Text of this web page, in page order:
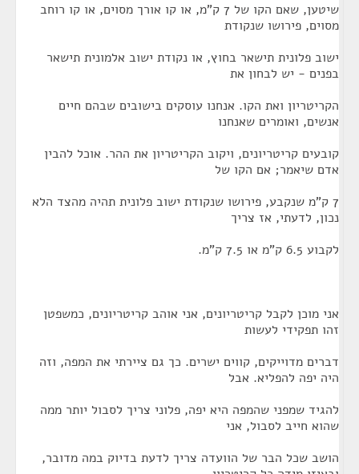
שיטען, שאם הקו של 7 ק"מ, או קו אורך מסוים, או קו רוחב
מסוים, פירושו שנקודת
ישוב פלונית תישאר בחוץ, או נקודת ישוב אלמונית תישאר
בפנים - יש לבחון את
הקריטריון ואת הקו. אנחנו עוסקים בישובים שבהם חיים
אנשים, ואומרים שאנחנו
קובעים קריטריונים, ויקוב הקריטריון את ההר. אוכל להבין
אדם שיאמר; אם הקו של
7 ק"מ שנקבע, פירושו שנקודת ישוב פלונית תהיה מהצד הלא
נכון, לדעתי, אז צריך
לקבוע 6.5 ק"מ או 7.5 ק"מ.
אני מוכן לקבל קריטריונים, אני אוהב קריטריונים, כמשפטן
זהו תפקידי לעשות
דברים מדוייקים, קווים ישרים. כך גם ציירתי את המפה, וזה
היה יפה להפליא. אבל
להגיד שמפני שהמפה היא יפה, פלוני צריך לסבול יותר ממה
שהוא חייב לסבול, אני
הושב שכל הבר של הוועדה צריך לדעת בדיוק במה מדובר,